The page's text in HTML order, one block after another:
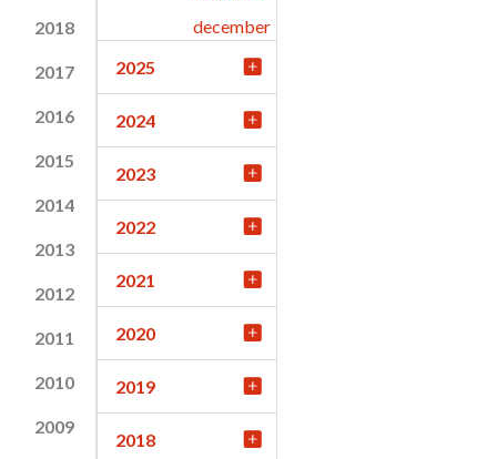
2018
2017
2016
2015
2014
2013
2012
2011
2010
2009
december
2025
2024
2023
2022
2021
2020
2019
2018